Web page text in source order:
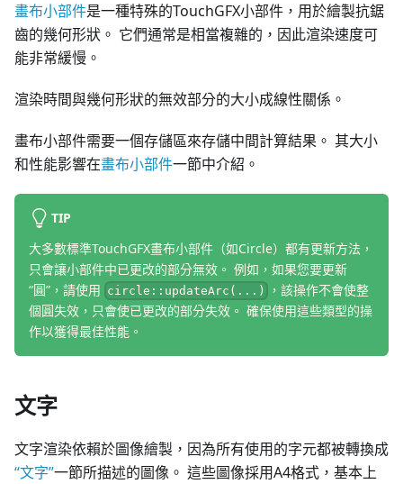
畫布小部件是一種特殊的TouchGFX小部件，用於繪製抗鋸
齒的幾何形狀。 它們通常是相當複雜的，因此渲染速度可
能非常緩慢。
渲染時間與幾何形狀的無效部分的大小成線性關係。
畫布小部件需要一個存儲區來存儲中間計算結果。 其大小
和性能影響在畫布小部件一節中介紹。
TIP
大多數標準TouchGFX畫布小部件（如Circle）都有更新方法，
只會讓小部件中已更改的部分無效。 例如，如果您要更新
“圓”，請使用 circle::updateArc(...)
，該操作不會使整
個圓失效，只會使已更改的部分失效。 確保使用這些類型的操
作以獲得最佳性能。
文字
文字渲染依賴於圖像繪製，因為所有使用的字元都被轉換成
“文字”一節所描述的圖像。 這些圖像採用A4格式，基本上